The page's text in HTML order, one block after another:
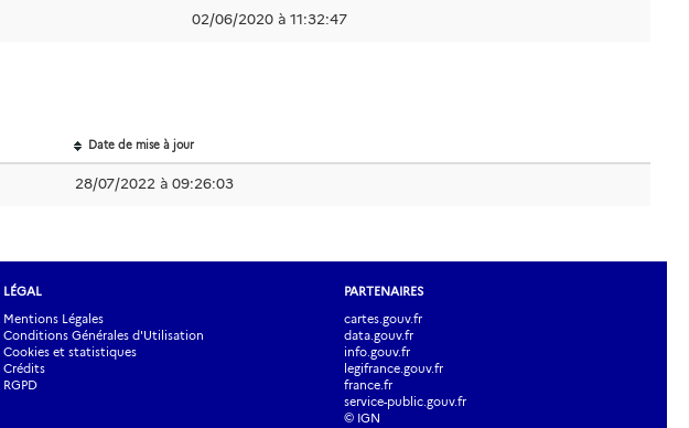
02/06/2020 à 11:32:47
Date de mise à jour
28/07/2022 à 09:26:03
LÉGAL
Mentions Légales
Conditions Générales d'Utilisation
Cookies et statistiques
Crédits
RGPD
PARTENAIRES
cartes.gouv.fr
data.gouv.fr
info.gouv.fr
legifrance.gouv.fr
france.fr
service-public.gouv.fr
© IGN